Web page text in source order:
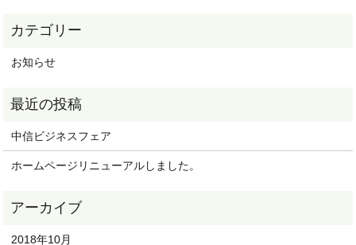
お知らせ
中信ビジネスフェア
ホームページリニューアルしました。
2018年10月